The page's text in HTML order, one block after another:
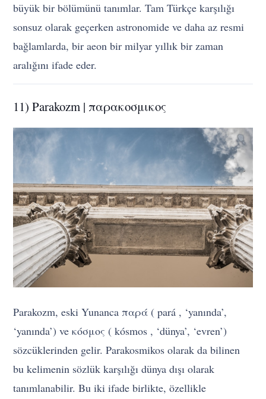
büyük bir bölümünü tanımlar. Tam Türkçe karşılığı
sonsuz olarak geçerken astronomide ve daha az resmi
bağlamlarda, bir aeon bir milyar yıllık bir zaman
aralığını ifade eder.
11) Parakozm | παρακοσμικος
Parakozm, eski Yunanca παρά ( pará , ‘yanında’,
‘yanında’) ve κόσμος ( kósmos , ‘dünya’, ‘evren’)
sözcüklerinden gelir. Parakosmikos olarak da bilinen
bu kelimenin sözlük karşılığı dünya dışı olarak
tanımlanabilir. Bu iki ifade birlikte, özellikle